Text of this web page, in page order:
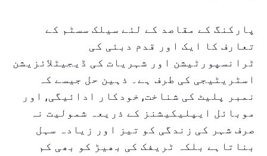
پارکنگ کے مقاصد کے لئے سیلک سسٹم کے
تعارف کا ایک اور قدم دبئی کی
ٹرانسپورٹیشن اور شہریات کی ڈیجیٹلائزیشن
اسٹریٹیجی کی طرف ہے۔ ذہین حل جیسے کہ
نمبر پلیٹ کی شناخت, خودکار ادائیگی, اور
موبائل ایپلیکیشنز کے ذریعہ شمولیت نہ
صرف شہر کی زندگی کو تیز اور زیادہ سہل
بناتاہے بلکہ ٹریفک کی بھیڑ کو بھی کم